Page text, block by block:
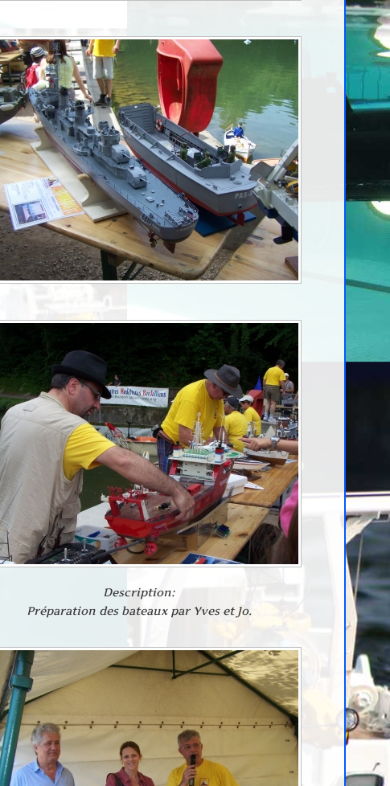
Description:
Préparation des bateaux par Yves et Jo.